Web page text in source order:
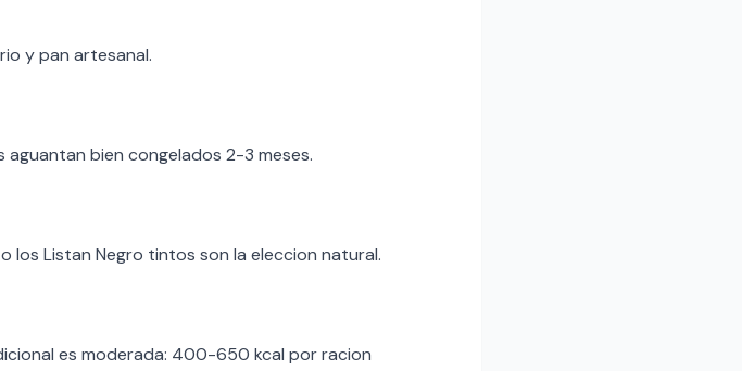
y pan artesanal.
bien congelados 2-3 meses.
los Listan Negro tintos son la eleccion natural.
es moderada: 400-650 kcal por racion